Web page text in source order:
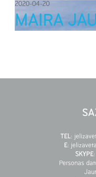
2020-04-20
MAIRA
TEL:
E:
SKYPE:
Personas